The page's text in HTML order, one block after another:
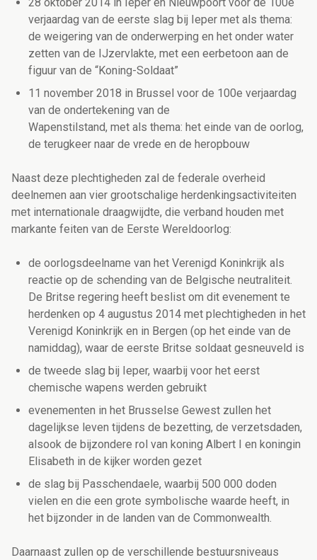
verjaardag van de eerste slag bij Ieper met als thema:
de weigering van de onderwerping en het onder water
zetten van de IJzervlakte, met een eerbetoon aan de
figuur van de “Koning-Soldaat”
11 november 2018 in Brussel voor de 100e verjaardag
van de ondertekening van de
Wapenstilstand, met als thema: het einde van de oorlog,
de terugkeer naar de vrede en de heropbouw
Naast deze plechtigheden zal de federale overheid
deelnemen aan vier grootschalige herdenkingsactiviteiten
met internationale draagwijdte, die verband houden met
markante feiten van de Eerste Wereldoorlog:
de oorlogsdeelname van het Verenigd Koninkrijk als
reactie op de schending van de Belgische neutraliteit.
De Britse regering heeft beslist om dit evenement te
herdenken op 4 augustus 2014 met plechtigheden in het
Verenigd Koninkrijk en in Bergen (op het einde van de
namiddag), waar de eerste Britse soldaat gesneuveld is
de tweede slag bij Ieper, waarbij voor het eerst
chemische wapens werden gebruikt
evenementen in het Brusselse Gewest zullen het
dagelijkse leven tijdens de bezetting, de verzetsdaden,
alsook de bijzondere rol van koning Albert I en koningin
Elisabeth in de kijker worden gezet
de slag bij Passchendaele, waarbij 500 000 doden
vielen en die een grote symbolische waarde heeft, in
het bijzonder in de landen van de Commonwealth.
Daarnaast zullen op de verschillende bestuursniveaus